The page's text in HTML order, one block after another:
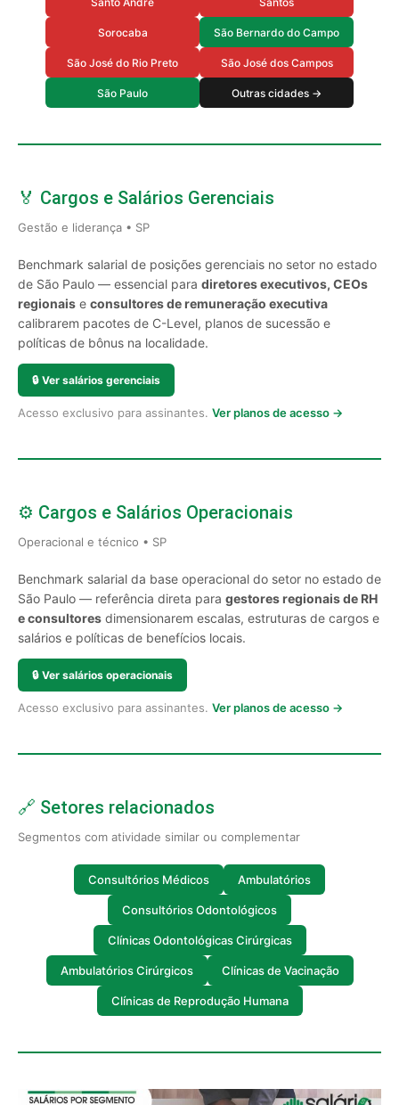
Sorocaba São Bernardo do Campo
São José do Rio Preto São José dos Campos
São Paulo Outras cidades →
🏅 Cargos e Salários Gerenciais
Gestão e liderança • SP
Benchmark salarial de posições gerenciais no setor no estado
de São Paulo — essencial para diretores executivos, CEOs
regionais e consultores de remuneração executiva
calibrarem pacotes de C-Level, planos de sucessão e
políticas de bônus na localidade.
🔒 Ver salários gerenciais
Acesso exclusivo para assinantes. Ver planos de acesso →
⚙️ Cargos e Salários Operacionais
Operacional e técnico • SP
Benchmark salarial da base operacional do setor no estado de
São Paulo — referência direta para gestores regionais de RH
e consultores dimensionarem escalas, estruturas de cargos e
salários e políticas de benefícios locais.
🔒 Ver salários operacionais
Acesso exclusivo para assinantes. Ver planos de acesso →
🔗 Setores relacionados
Segmentos com atividade similar ou complementar
Consultórios Médicos Ambulatórios
Consultórios Odontológicos
Clínicas Odontológicas Cirúrgicas
Ambulatórios Cirúrgicos Clínicas de Vacinação
Clínicas de Reprodução Humana